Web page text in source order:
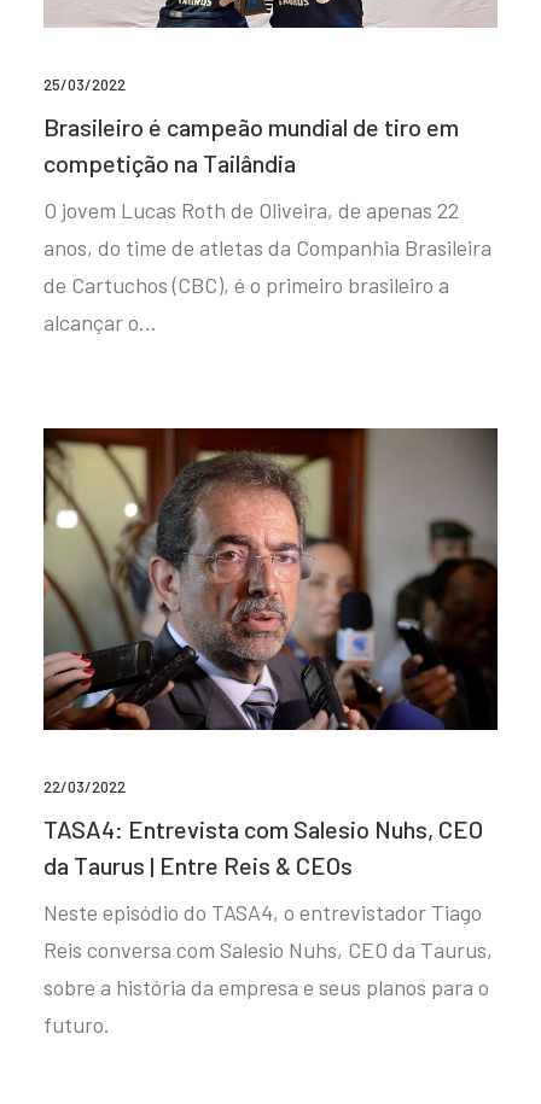
25/03/2022
Brasileiro é campeão mundial de tiro em
competição na Tailândia
O jovem Lucas Roth de Oliveira, de apenas 22
anos, do time de atletas da Companhia Brasileira
de Cartuchos (CBC), é o primeiro brasileiro a
alcançar o…
22/03/2022
TASA4: Entrevista com Salesio Nuhs, CEO
da Taurus | Entre Reis & CEOs
Neste episódio do TASA4, o entrevistador Tiago
Reis conversa com Salesio Nuhs, CEO da Taurus,
sobre a história da empresa e seus planos para o
futuro.